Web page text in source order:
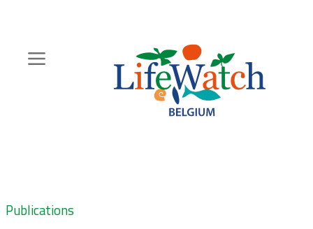
content
Zoeknavigatie
Publications